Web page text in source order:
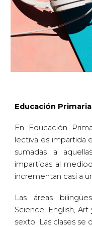
Educación
En Educación
lectiva es impartida
sumadas a
impartidas al
incrementan casi a
Las áreas
Science, English,
sexto. Las clases se